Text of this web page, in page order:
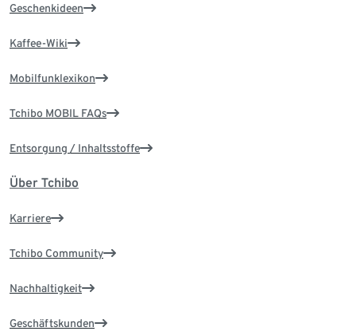
Geschenkideen
Kaffee-Wiki
Mobilfunklexikon
Tchibo MOBIL FAQs
Entsorgung / Inhaltsstoffe
Über Tchibo
Karriere
Tchibo Community
Nachhaltigkeit
Geschäftskunden